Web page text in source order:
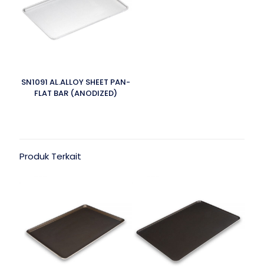
SN1091 AL.ALLOY SHEET PAN-
FLAT BAR (ANODIZED)
Produk Terkait